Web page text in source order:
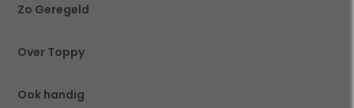
Zo Geregeld
Over Toppy
Ook handig